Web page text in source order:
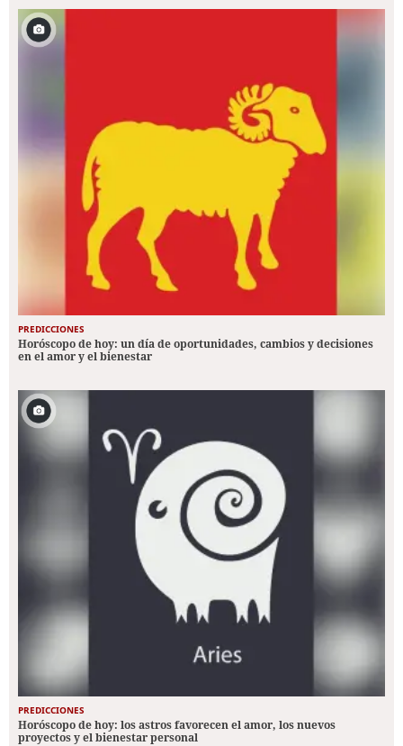
PREDICCIONES
Horóscopo de hoy: un día de oportunidades, cambios y decisiones
en el amor y el bienestar
PREDICCIONES
Horóscopo de hoy: los astros favorecen el amor, los nuevos
proyectos y el bienestar personal